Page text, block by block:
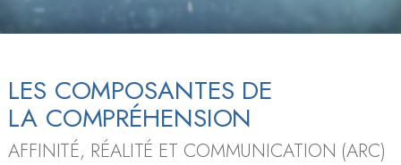
LES COMPOSANTES DE
LA COMPRÉHENSION
AFFINITÉ, RÉALITÉ ET COMMUNICATION (ARC)